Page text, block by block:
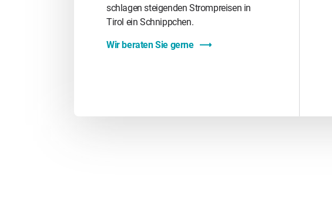
schlagen steigenden Strompreisen in
Tirol ein Schnippchen.
Wir beraten Sie gerne